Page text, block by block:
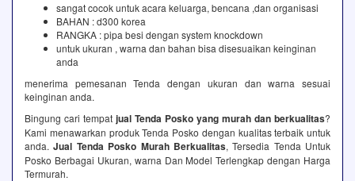
sangat cocok untuk acara keluarga, bencana ,dan organisasi
BAHAN : d300 korea
RANGKA : pipa besi dengan system knockdown
untuk ukuran , warna dan bahan bisa disesuaikan keinginan
anda
menerima pemesanan Tenda dengan ukuran dan warna sesuai
keinginan anda.
Bingung cari tempat jual Tenda Posko yang murah dan berkualitas?
Kami menawarkan produk Tenda Posko dengan kualitas terbaik untuk
anda.Jual Tenda Posko Murah Berkualitas, Tersedia Tenda Untuk
Posko Berbagai Ukuran, warna Dan Model Terlengkap dengan Harga
Termurah.